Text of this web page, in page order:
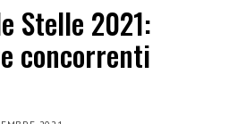
Stelle 2021:
concorrenti